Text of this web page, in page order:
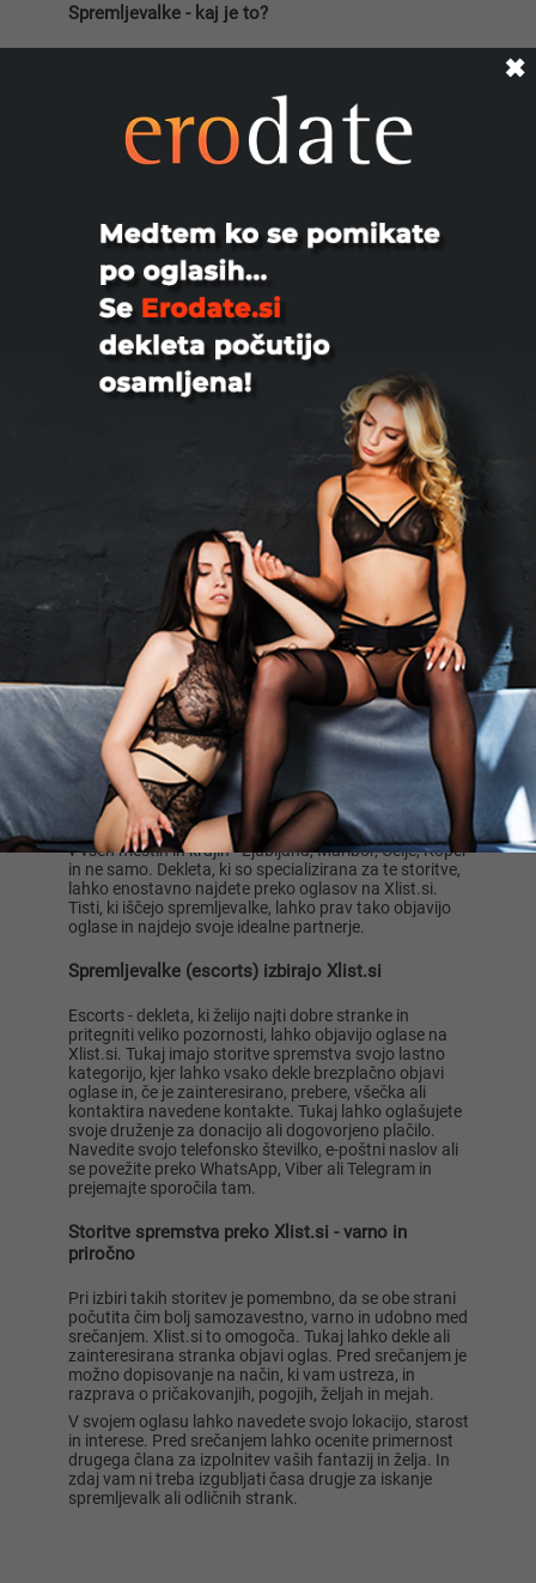
Spremljevalke - kaj je to?
Spremljevalka je običajno očarljivo dekle ali ženska, ki
druži moškega, ki si to lahko privošči. Dekle je plačano
za svoj čas in družbo. To je lahko restavracija,
dogodek, poslovno srečanje ali samo prijeten zmenek.
Zelo pogosto in napačno je mišljenje, da so storitve
spremstva prostitucija, vendar sta to dve popolnoma
različni stvari. Spremljevalke lahko ponudijo več kot le
seks ali erotične storitve. Lahko dvignejo družbeni
status moškega, mu pomagajo ustvariti želeno
podobo ali preprosto preživeti lep čas skupaj. Ni vsaka
ženska lahko dobra spremljevalka. Potrebno je imeti
ne le dober videz, ampak pogosto tudi duhovitost,
bogato znanje in razumevanje sveta okoli sebe.
Spremljevalka je plačana za svoj čas in seks se lahko
zgodi ali ne. To je temeljna razlika med spremstvom in
Če vas zanimajo storitve spremstva v Sloveniji in želite
najti svojo idealno spremljevalko, je najboljši način za
to preko Xlist.si. Razumite svoja pričakovanja kot
stranka in spoštujte čas deklet, spremljevalk. Pozorno
preberite, kaj pravi oglas in se dogovorite, kaj
pričakujete od dekleta.
Spremljanje je popolnoma zakonita storitev. Lahko je
tako fizično kot psihološko nagrajujoče, saj
spremljevalka moškega naredi bolj samozavestnega,
samozadovoljnega in mu omogoči lep čas. Lahko vam
pomaga pobegniti od rutine, se sprostiti in napolniti z
energijo. Spremljevalke so najpogosteje uporabljene s
strani moških, ki si to lahko privoščijo in ki delajo v
stresnih službah. Srečanje s takšno dekletom lahko
moškemu pomaga razširiti obzorja.
V Sloveniji lahko storitve spremstva rezervirate skoraj
v vseh mestih in krajih - Ljubljana, Maribor, Celje, Koper
in ne samo. Dekleta, ki so specializirana za te storitve,
lahko enostavno najdete preko oglasov na Xlist.si.
Tisti, ki iščejo spremljevalke, lahko prav tako objavijo
oglase in najdejo svoje idealne partnerje.
Spremljevalke (escorts) izbirajo Xlist.si
Escorts - dekleta, ki želijo najti dobre stranke in
pritegniti veliko pozornosti, lahko objavijo oglase na
Xlist.si. Tukaj imajo storitve spremstva svojo lastno
kategorijo, kjer lahko vsako dekle brezplačno objavi
oglase in, če je zainteresirano, prebere, všečka ali
kontaktira navedene kontakte. Tukaj lahko oglašujete
svoje druženje za donacijo ali dogovorjeno plačilo.
Navedite svojo telefonsko številko, e-poštni naslov ali
se povežite preko WhatsApp, Viber ali Telegram in
prejemajte sporočila tam.
Storitve spremstva preko Xlist.si - varno in
priročno
Pri izbiri takih storitev je pomembno, da se obe strani
počutita čim bolj samozavestno, varno in udobno med
srečanjem. Xlist.si to omogoča. Tukaj lahko dekle ali
zainteresirana stranka objavi oglas. Pred srečanjem je
možno dopisovanje na način, ki vam ustreza, in
razprava o pričakovanjih, pogojih, željah in mejah.
V svojem oglasu lahko navedete svojo lokacijo, starost
in interese. Pred srečanjem lahko ocenite primernost
drugega člana za izpolnitev vaših fantazij in želja. In
zdaj vam ni treba izgubljati časa drugje za iskanje
spremljevalk ali odličnih strank.
✖